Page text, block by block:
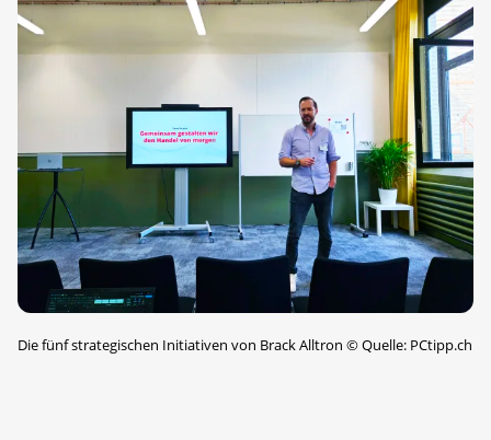
Die fünf strategischen Initiativen von Brack Alltron ©Quelle: PCtipp.ch